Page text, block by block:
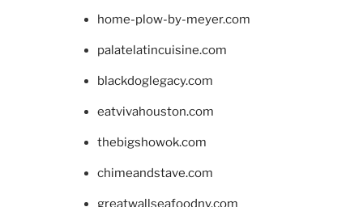
home-plow-by-meyer.com
palatelatincuisine.com
blackdoglegacy.com
eatvivahouston.com
thebigshowok.com
chimeandstave.com
greatwallseafoodny.com